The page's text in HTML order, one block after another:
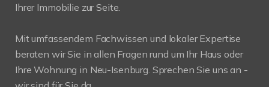
Ihrer Immobilie zur Seite.
Mit umfassendem Fachwissen und lokaler Expertise
beraten wir Sie in allen Fragen rund um Ihr Haus oder
Ihre Wohnung in Neu-Isenburg. Sprechen Sie uns an -